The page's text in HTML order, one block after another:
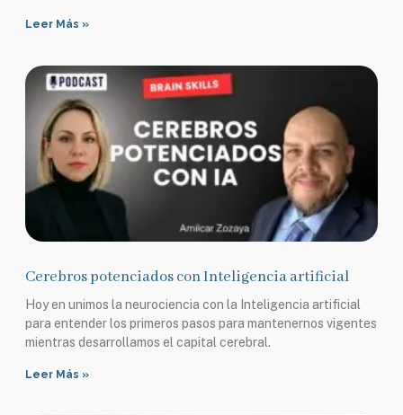
Leer Más »
Cerebros potenciados con Inteligencia artificial
Hoy en unimos la neurociencia con la Inteligencia artificial
para entender los primeros pasos para mantenernos vigentes
mientras desarrollamos el capital cerebral.
Leer Más »